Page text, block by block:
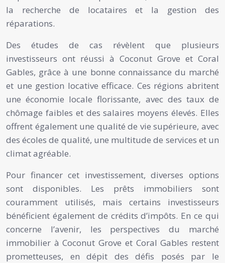
la recherche de locataires et la gestion des
réparations.
Des études de cas révèlent que plusieurs
investisseurs ont réussi à Coconut Grove et Coral
Gables, grâce à une bonne connaissance du marché
et une gestion locative efficace. Ces régions abritent
une économie locale florissante, avec des taux de
chômage faibles et des salaires moyens élevés. Elles
offrent également une qualité de vie supérieure, avec
des écoles de qualité, une multitude de services et un
climat agréable.
Pour financer cet investissement, diverses options
sont disponibles. Les prêts immobiliers sont
couramment utilisés, mais certains investisseurs
bénéficient également de crédits d’impôts. En ce qui
concerne l’avenir, les perspectives du marché
immobilier à Coconut Grove et Coral Gables restent
prometteuses, en dépit des défis posés par le